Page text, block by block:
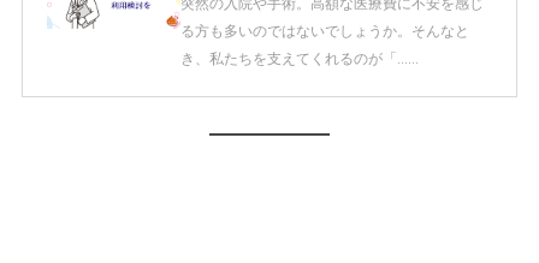
る方も多いのではないでしょうか。そんなと
き、私たちを支えてくれるのが「……